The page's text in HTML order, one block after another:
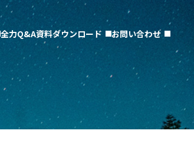
全力Q&A資料ダウンロード お問い合わせ